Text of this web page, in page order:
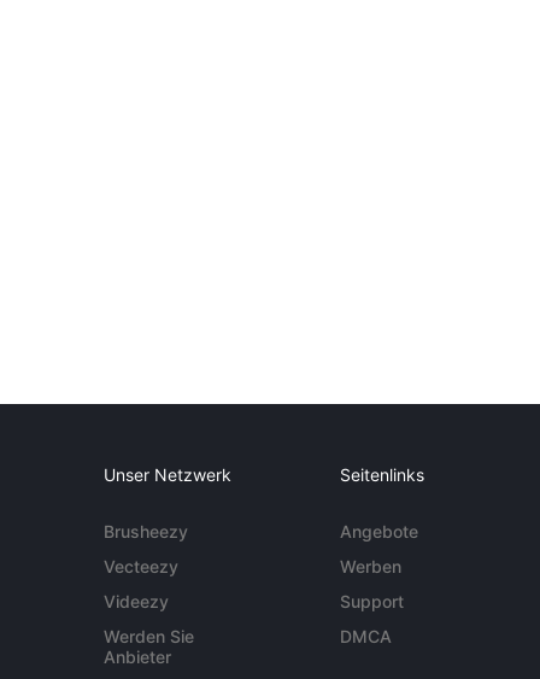
Unser Netzwerk
Brusheezy
Vecteezy
Videezy
Werden Sie
Anbieter
Seitenlinks
Angebote
Werben
Support
DMCA